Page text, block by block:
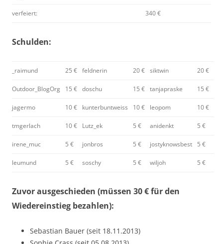
verfeiert: 340 €
Schulden:
_raimund 25 € feldnerin 20 € siktwin 20 €
Outdoor_BlogOrg 15 € doschu 15 € tanjapraske 15 €
jagermo 10 € kunterbuntweiss 10 € leopom 10 €
tmgerlach 10 € Lutz_ek 5 € anidenkt 5 €
irene_muc 5 € jonbros 5 € jostyknowsbest 5 €
leumund 5 € soschy 5 € wiljoh 5 €
Zuvor ausgeschieden (müssen 30 € für den
Wiedereinstieg bezahlen):
Sebastian Bauer (seit 18.11.2013)